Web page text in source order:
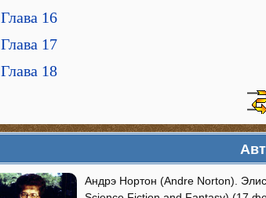
Глава 16
Глава 17
Глава 18
Андрэ Нортон (Andre Norton).